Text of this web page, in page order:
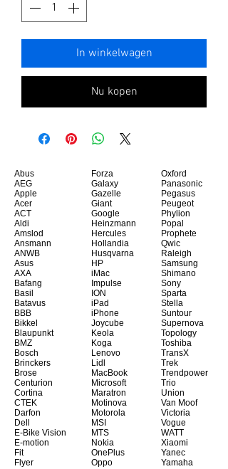
In winkelwagen
Nu kopen
Abus
AEG
Apple
Acer
ACT
Aldi
Amslod
Ansmann
ANWB
Asus
AXA
Bafang
Basil
Batavus
BBB
Bikkel
Blaupunkt
BMZ
Bosch
Brinckers
Brose
Centurion
Cortina
CTEK
Darfon
Dell
E-Bike Vision
E-motion
Fit
Flyer
Forza
Galaxy
Gazelle
Giant
Google
Heinzmann
Hercules
Hollandia
Husqvarna
HP
iMac
Impulse
ION
iPad
iPhone
Joycube
Keola
Koga
Lenovo
Lidl
MacBook
Microsoft
Maratron
Motinova
Motorola
MSI
MTS
Nokia
OnePlus
Oppo
Oxford
Panasonic
Pegasus
Peugeot
Phylion
Popal
Prophete
Qwic
Raleigh
Samsung
Shimano
Sony
Sparta
Stella
Suntour
Supernova
Topology
Toshiba
TransX
Trek
Trendpower
Trio
Union
Van Moof
Victoria
Vogue
WATT
Xiaomi
Yanec
Yamaha